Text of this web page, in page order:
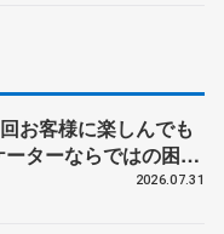
お客様に楽しんでも
ターならではの困難
PIW前キャプテン松
2026.07.31